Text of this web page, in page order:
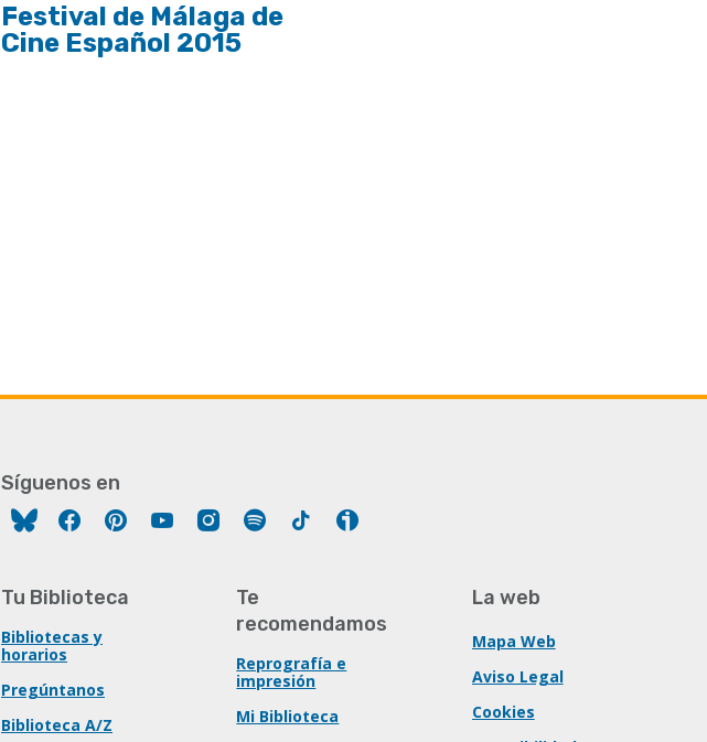
Festival de Málaga de
Cine Español 2015
Síguenos en
FacebookPinterestYouTubeInstagram
Spotify Tiktok
Tu Biblioteca
Bibliotecas y
horarios
Pregúntanos
Biblioteca A/Z
Te
recomendamos
Reprografía e
impresión
Mi Biblioteca
La web
Mapa Web
Aviso Legal
Cookies